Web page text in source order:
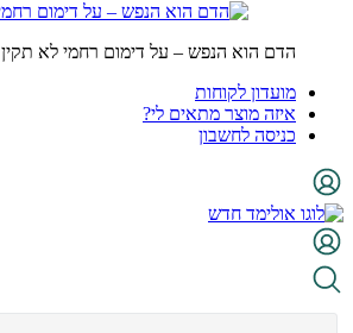
הדם הוא הנפש – על דימום רחמי לא תקין
מועדון לקוחות
איזה מוצר מתאים לי?
כניסה לחשבון